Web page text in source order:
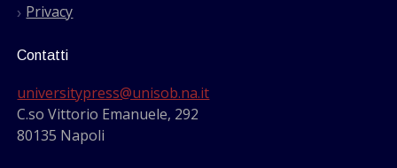
Privacy
Contatti
universitypress@unisob.na.it
C.so Vittorio Emanuele, 292
80135 Napoli